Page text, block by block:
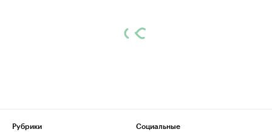
Рубрики
Социальные